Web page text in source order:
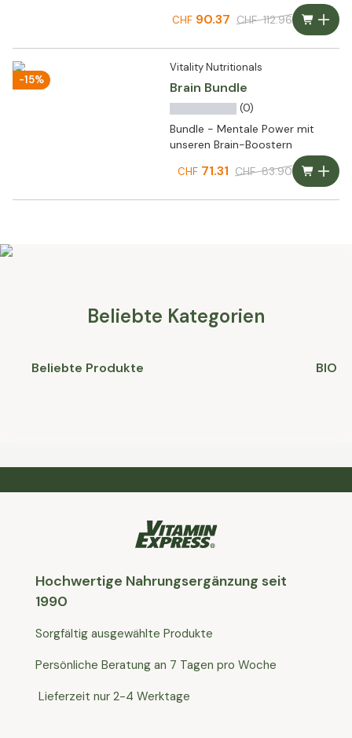
CHF90.37 CHF 112.96
-15%
Vitality Nutritionals
Brain Bundle
(0)
Bundle - Mentale Power mit
unseren Brain-Boostern
CHF71.31 CHF 83.90
Beliebte Kategorien
Beliebte Produkte BIO
Hochwertige Nahrungsergänzung seit
1990
Sorgfältig ausgewählte Produkte
Persönliche Beratung an 7 Tagen pro Woche
Lieferzeit nur 2-4 Werktage